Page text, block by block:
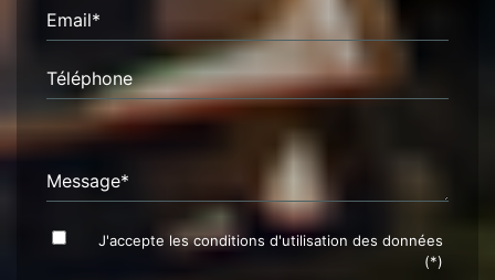
Email*
Téléphone
Message*
J'accepte les conditions d'utilisation des données
(*)